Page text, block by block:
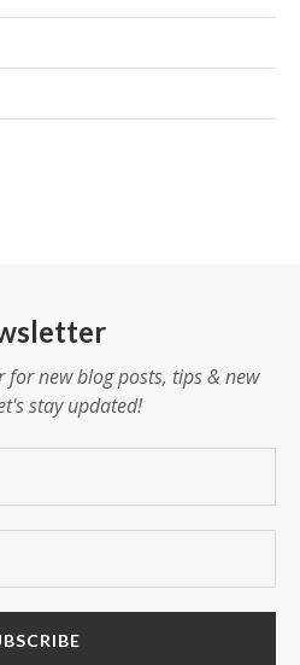
for new blog posts, tips & new
stay updated!